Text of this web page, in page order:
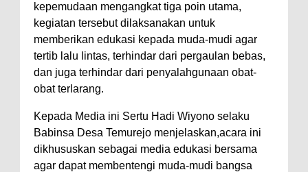
kepemudaan mengangkat tiga poin utama,
kegiatan tersebut dilaksanakan untuk
memberikan edukasi kepada muda-mudi agar
tertib lalu lintas, terhindar dari pergaulan bebas,
dan juga terhindar dari penyalahgunaan obat-
obat terlarang.
Kepada Media ini Sertu Hadi Wiyono selaku
Babinsa Desa Temurejo menjelaskan,acara ini
dikhususkan sebagai media edukasi bersama
agar dapat membentengi muda-mudi bangsa